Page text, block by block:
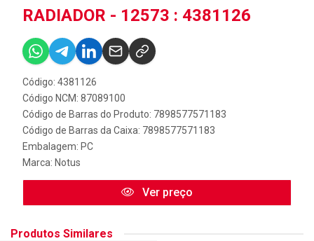
RADIADOR - 12573 : 4381126
Código: 4381126
Código NCM: 87089100
Código de Barras do Produto: 7898577571183
Código de Barras da Caixa: 7898577571183
Embalagem: PC
Marca: Notus
Ver preço
Produtos Similares